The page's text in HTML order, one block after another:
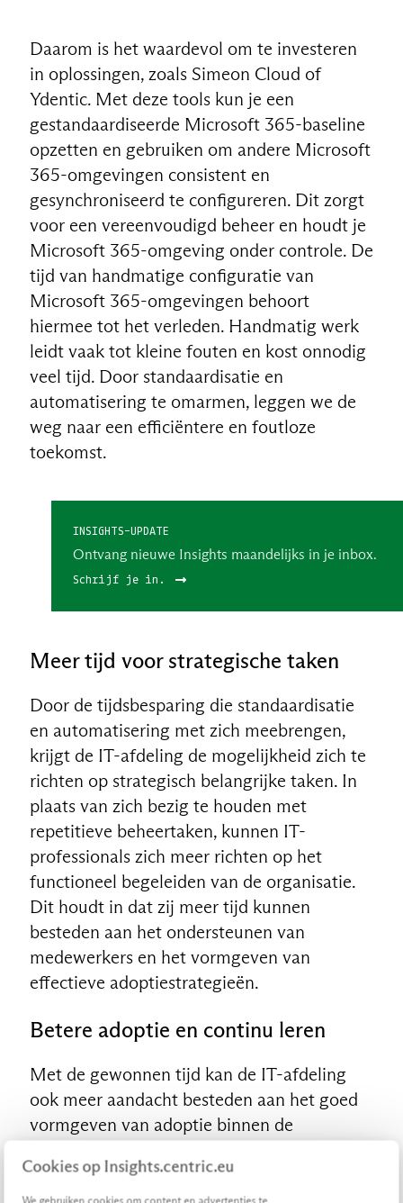
Cookies op Insights.centric.eu
We gebruiken cookies om content en advertenties te
Daarom is het waardevol om te investeren
in oplossingen, zoals Simeon Cloud of
Ydentic. Met deze tools kun je een
gestandaardiseerde Microsoft 365-baseline
opzetten en gebruiken om andere Microsoft
365-omgevingen consistent en
gesynchroniseerd te configureren. Dit zorgt
voor een vereenvoudigd beheer en houdt je
Microsoft 365-omgeving onder controle. De
tijd van handmatige configuratie van
Microsoft 365-omgevingen behoort
hiermee tot het verleden. Handmatig werk
leidt vaak tot kleine fouten en kost onnodig
veel tijd. Door standaardisatie en
automatisering te omarmen, leggen we de
weg naar een efficiëntere en foutloze
toekomst.
INSIGHTS-UPDATE
Ontvang nieuwe Insights maandelijks in je inbox.
Schrijf je in.
Meer tijd voor strategische taken
Door de tijdsbesparing die standaardisatie
en automatisering met zich meebrengen,
krijgt de IT-afdeling de mogelijkheid zich te
richten op strategisch belangrijke taken. In
plaats van zich bezig te houden met
repetitieve beheertaken, kunnen IT-
professionals zich meer richten op het
functioneel begeleiden van de organisatie.
Dit houdt in dat zij meer tijd kunnen
besteden aan het ondersteunen van
medewerkers en het vormgeven van
effectieve adoptiestrategieën.
Betere adoptie en continu leren
Met de gewonnen tijd kan de IT-afdeling
ook meer aandacht besteden aan het goed
vormgeven van adoptie binnen de
beter worden ondersteund bij het integreren
NL